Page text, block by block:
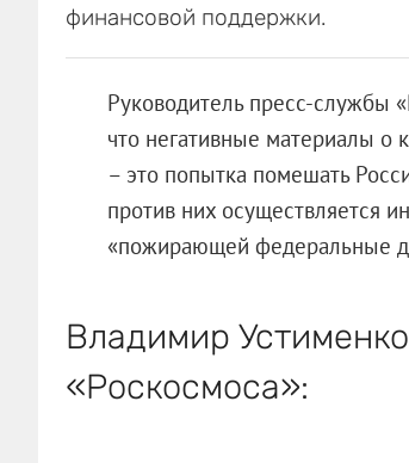
финансовой поддержки.
Руководитель пресс-службы
что негативные материалы
– это попытка помешать
против них осуществляется
«пожирающей федеральные
Владимир
«Роскосмоса»: